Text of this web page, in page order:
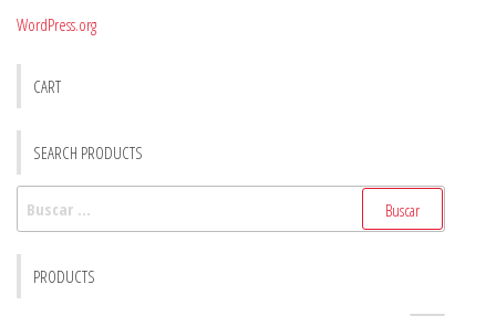
WordPress.org
CART
SEARCH PRODUCTS
PRODUCTS